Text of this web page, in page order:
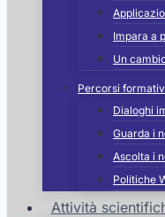
Impara a
Un
Percorsi
Dialoghi
Guarda i
Ascolta i
Politiche
Attività